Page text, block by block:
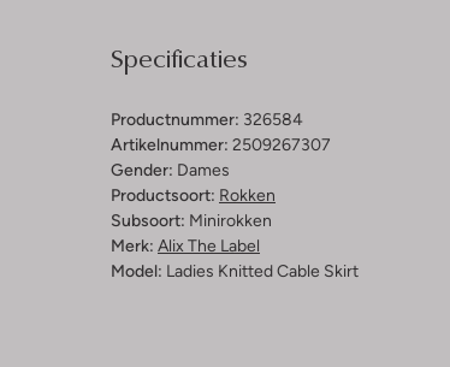
Specificaties
Productnummer: 326584
Artikelnummer: 2509267307
Gender: Dames
Productsoort: Rokken
Subsoort: Minirokken
Merk: Alix The Label
Model: Ladies Knitted Cable Skirt